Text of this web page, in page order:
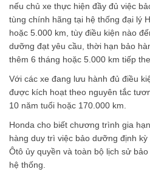
nếu chủ xe thực hiện đầy đủ việc
tùng chính hãng tại hệ thống đại lý
hoặc 5.000 km, tùy điều kiện nào
dưỡng đạt yêu cầu, thời hạn bảo
thêm 6 tháng hoặc 5.000 km tiếp
Với các xe đang lưu hành đủ điều
được kích hoạt theo nguyên tắc
10 năm tuổi hoặc 170.000 km.
Honda cho biết chương trình gia
hàng duy trì việc bảo dưỡng định
Ôtô ủy quyền và toàn bộ lịch sử
hệ thống.